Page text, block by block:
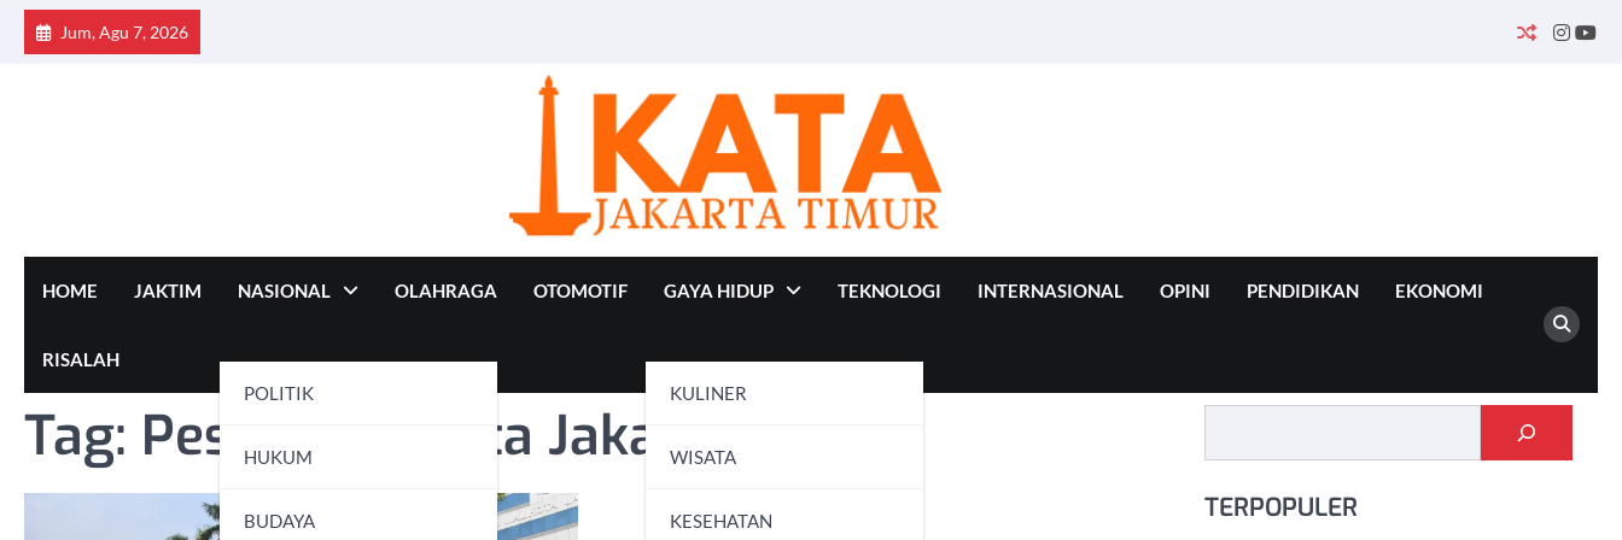
Skip
Jum, Agu 7, 2026
HOME JAKTIM NASIONAL
POLITIK
HUKUM
BUDAYA
OLAHRAGA OTOMOTIF GAYA HIDUP
KULINER
WISATA
KESEHATAN
TEKNOLOGI INTERNASIONAL OPINI PENDIDIKAN EKONOMI
RISALAH
Tag: Pesan Walikota Jakarta Timur
TERPOPULER